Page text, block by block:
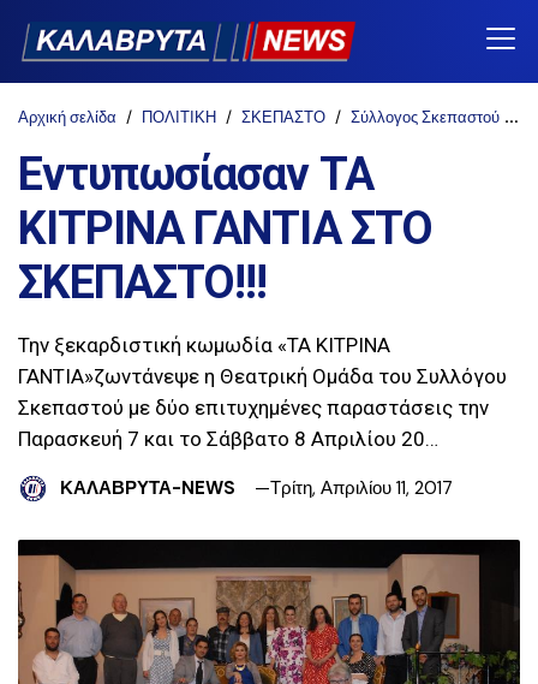
Αρχική σελίδα ΠΟΛΙΤΙΚΗ ΣΚΕΠΑΣΤΟ Σύλλογος Σκεπαστού
Εντυπωσίασαν ΤΑ
ΚΙΤΡΙΝΑ ΓΑΝΤΙΑ ΣΤΟ
ΣΚΕΠΑΣΤΟ!!!
Την ξεκαρδιστική κωμωδία «ΤΑ ΚΙΤΡΙΝΑ
ΓΑΝΤΙΑ»ζωντάνεψε η Θεατρική Ομάδα του Συλλόγου
Σκεπαστού με δύο επιτυχημένες παραστάσεις την
Παρασκευή 7 και το Σάββατο 8 Απριλίου 20…
ΚΑΛΑΒΡΥΤΑ-NEWS Τρίτη, Απριλίου 11, 2017